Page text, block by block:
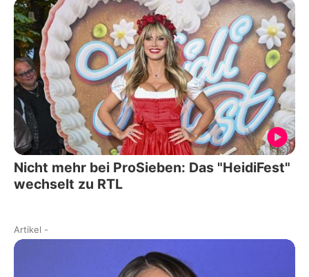
Nicht mehr bei ProSieben: Das "HeidiFest"
wechselt zu RTL
Artikel -